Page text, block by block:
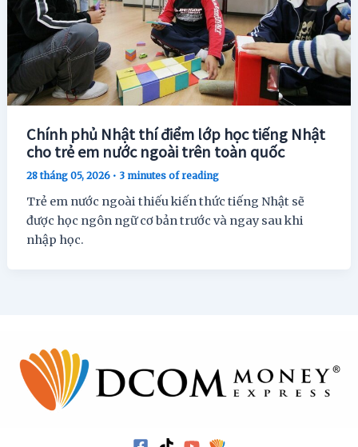
Chính phủ Nhật thí điểm lớp học tiếng Nhật
cho trẻ em nước ngoài trên toàn quốc
28 tháng 05, 2026 • 3 minutes of reading
Trẻ em nước ngoài thiếu kiến ​​thức tiếng Nhật sẽ
được học ngôn ngữ cơ bản trước và ngay sau khi
nhập học.